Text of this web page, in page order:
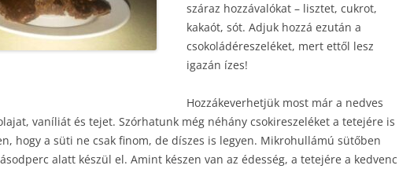
száraz hozzávalókat – lisztet, cukrot,
kakaót, sót. Adjuk hozzá ezután a
csokoládéreszeléket, mert ettől lesz
igazán ízes!
Hozzákeverhetjük most már a nedves
vaníliát és tejet. Szórhatunk még néhány csokireszeléket a tetejére is
hogy a süti ne csak finom, de díszes is legyen. Mikrohullámú sütőben
alatt készül el. Amint készen van az édesség, a tetejére a kedvenc